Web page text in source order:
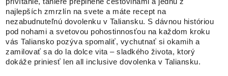
najlepších zmrzlín na svete a máte recept na
nezabudnuteľnú dovolenku v Taliansku. S dávnou históriou
pod nohami a svetovou pohostinnosťou na každom kroku
vás Taliansko pozýva spomaliť, vychutnať si okamih a
zamilovať sa do la dolce vita – sladkého života, ktorý
dokáže priniesť len all inclusive dovolenka v Taliansku.